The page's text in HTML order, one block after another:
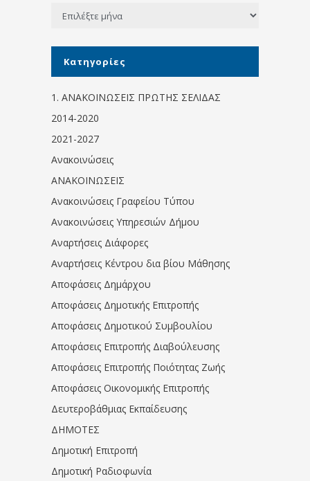
Ιστορικό
Kατηγορίες
1. ΑΝΑΚΟΙΝΩΣΕΙΣ ΠΡΩΤΗΣ ΣΕΛΙΔΑΣ
2014-2020
2021-2027
Ανακοινώσεις
ΑΝΑΚΟΙΝΩΣΕΙΣ
Ανακοινώσεις Γραφείου Τύπου
Ανακοινώσεις Υπηρεσιών Δήμου
Αναρτήσεις Διάφορες
Αναρτήσεις Κέντρου δια βίου Μάθησης
Αποφάσεις Δημάρχου
Αποφάσεις Δημοτικής Επιτροπής
Αποφάσεις Δημοτικού Συμβουλίου
Αποφάσεις Επιτροπής Διαβούλευσης
Αποφάσεις Επιτροπής Ποιότητας Ζωής
Αποφάσεις Οικονομικής Επιτροπής
Δευτεροβάθμιας Εκπαίδευσης
ΔΗΜΟΤΕΣ
Δημοτική Επιτροπή
Δημοτική Ραδιοφωνία